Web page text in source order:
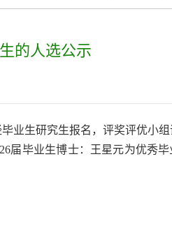
的人选公示
业生研究生报名，评奖评优小
届毕业生博士：王星元为优秀